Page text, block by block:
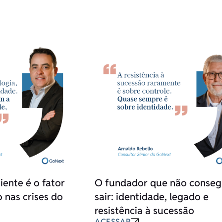
é o fator
nas crises do
O fundador que não
sair: identidade, legado e
resistência à sucessão